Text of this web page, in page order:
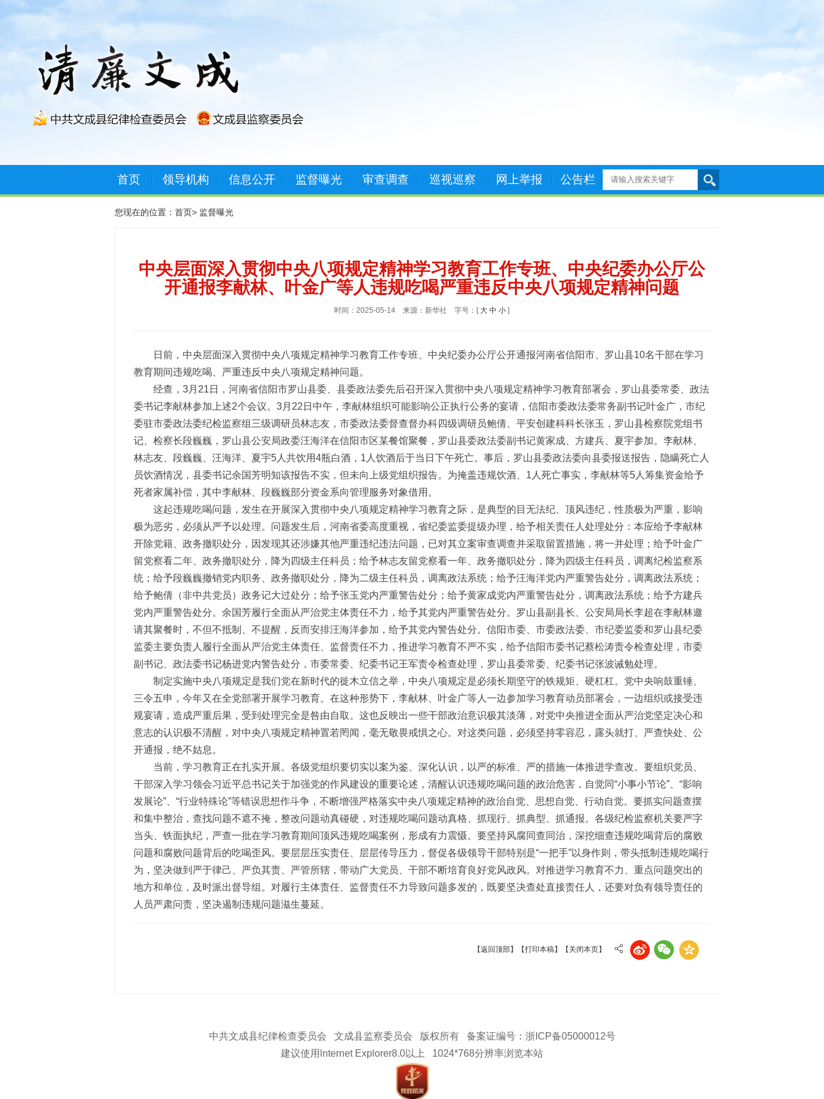
首页 领导机构 信息公开 监督曝光 审查调查 巡视巡察 网上举报 公告栏
您现在的位置： 首页> 监督曝光
中央层面深入贯彻中央八项规定精神学习教育工作专班、中央纪委办公厅公
开通报李献林、叶金广等人违规吃喝严重违反中央八项规定精神问题
时间：2025-05-14 来源：新华社 字号：[ 大 中 小]
日前，中央层面深入贯彻中央八项规定精神学习教育工作专班、中央纪委办公厅公开通报河南省信阳市、罗山县10名干部在学习
教育期间违规吃喝、严重违反中央八项规定精神问题。
经查，3月21日，河南省信阳市罗山县委、县委政法委先后召开深入贯彻中央八项规定精神学习教育部署会，罗山县委常委、政法
委书记李献林参加上述2个会议。3月22日中午，李献林组织可能影响公正执行公务的宴请，信阳市委政法委常务副书记叶金广，市纪
委驻市委政法委纪检监察组三级调研员林志友，市委政法委督查督办科四级调研员鲍倩、平安创建科科长张玉，罗山县检察院党组书
记、检察长段巍巍，罗山县公安局政委汪海洋在信阳市区某餐馆聚餐，罗山县委政法委副书记黄家成、方建兵、夏宇参加。李献林、
林志友、段巍巍、汪海洋、夏宇5人共饮用4瓶白酒，1人饮酒后于当日下午死亡。事后，罗山县委政法委向县委报送报告，隐瞒死亡人
员饮酒情况，县委书记余国芳明知该报告不实，但未向上级党组织报告。为掩盖违规饮酒、1人死亡事实，李献林等5人筹集资金给予
死者家属补偿，其中李献林、段巍巍部分资金系向管理服务对象借用。
这起违规吃喝问题，发生在开展深入贯彻中央八项规定精神学习教育之际，是典型的目无法纪、顶风违纪，性质极为严重，影响
极为恶劣，必须从严予以处理。问题发生后，河南省委高度重视，省纪委监委提级办理，给予相关责任人处理处分：本应给予李献林
开除党籍、政务撤职处分，因发现其还涉嫌其他严重违纪违法问题，已对其立案审查调查并采取留置措施，将一并处理；给予叶金广
留党察看二年、政务撤职处分，降为四级主任科员；给予林志友留党察看一年、政务撤职处分，降为四级主任科员，调离纪检监察系
统；给予段巍巍撤销党内职务、政务撤职处分，降为二级主任科员，调离政法系统；给予汪海洋党内严重警告处分，调离政法系统；
给予鲍倩（非中共党员）政务记大过处分；给予张玉党内严重警告处分；给予黄家成党内严重警告处分，调离政法系统；给予方建兵
党内严重警告处分。余国芳履行全面从严治党主体责任不力，给予其党内严重警告处分。罗山县副县长、公安局局长李超在李献林邀
请其聚餐时，不但不抵制、不提醒，反而安排汪海洋参加，给予其党内警告处分。信阳市委、市委政法委、市纪委监委和罗山县纪委
监委主要负责人履行全面从严治党主体责任、监督责任不力，推进学习教育不严不实，给予信阳市委书记蔡松涛责令检查处理，市委
副书记、政法委书记杨进党内警告处分，市委常委、纪委书记王军责令检查处理，罗山县委常委、纪委书记张波诫勉处理。
制定实施中央八项规定是我们党在新时代的徙木立信之举，中央八项规定是必须长期坚守的铁规矩、硬杠杠。党中央响鼓重锤、
三令五申，今年又在全党部署开展学习教育。在这种形势下，李献林、叶金广等人一边参加学习教育动员部署会，一边组织或接受违
规宴请，造成严重后果，受到处理完全是咎由自取。这也反映出一些干部政治意识极其淡薄，对党中央推进全面从严治党坚定决心和
意志的认识极不清醒，对中央八项规定精神置若罔闻，毫无敬畏戒惧之心。对这类问题，必须坚持零容忍，露头就打、严查快处、公
开通报，绝不姑息。
当前，学习教育正在扎实开展。各级党组织要切实以案为鉴、深化认识，以严的标准、严的措施一体推进学查改。要组织党员、
干部深入学习领会习近平总书记关于加强党的作风建设的重要论述，清醒认识违规吃喝问题的政治危害，自觉同“小事小节论”、“影响
发展论”、“行业特殊论”等错误思想作斗争，不断增强严格落实中央八项规定精神的政治自觉、思想自觉、行动自觉。要抓实问题查摆
和集中整治，查找问题不遮不掩，整改问题动真碰硬，对违规吃喝问题动真格、抓现行、抓典型、抓通报。各级纪检监察机关要严字
当头、铁面执纪，严查一批在学习教育期间顶风违规吃喝案例，形成有力震慑。要坚持风腐同查同治，深挖细查违规吃喝背后的腐败
问题和腐败问题背后的吃喝歪风。要层层压实责任、层层传导压力，督促各级领导干部特别是“一把手”以身作则，带头抵制违规吃喝行
为，坚决做到严于律己、严负其责、严管所辖，带动广大党员、干部不断培育良好党风政风。对推进学习教育不力、重点问题突出的
地方和单位，及时派出督导组。对履行主体责任、监督责任不力导致问题多发的，既要坚决查处直接责任人，还要对负有领导责任的
人员严肃问责，坚决遏制违规问题滋生蔓延。
【返回顶部】 【打印本稿】 【关闭本页】
中共文成县纪律检查委员会 文成县监察委员会 版权所有 备案证编号：浙ICP备05000012号
建议使用lnternet Explorer8.0以上 1024*768分辨率浏览本站